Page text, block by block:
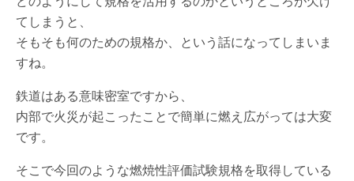
てしまうと、
そもそも何のための規格か、という話になってしまいま
すね。
鉄道はある意味密室ですから、
内部で火災が起こったことで簡単に燃え広がっては大変
です。
そこで今回のような燃焼性評価試験規格を取得している